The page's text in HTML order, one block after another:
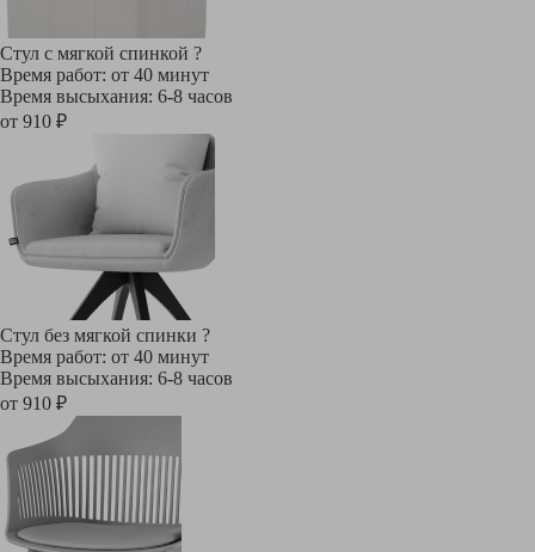
Стул с мягкой спинкой ?
Время работ: от 40 минут
Время высыхания: 6-8 часов
от 910 ₽
Стул без мягкой спинки ?
Время работ: от 40 минут
Время высыхания: 6-8 часов
от 910 ₽